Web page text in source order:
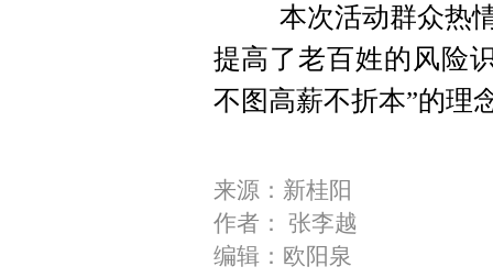
本次活动群众热
提高了老百姓的风险
不图高薪不折本”的理
来源：新桂阳
作者： 张李越
编辑：欧阳泉